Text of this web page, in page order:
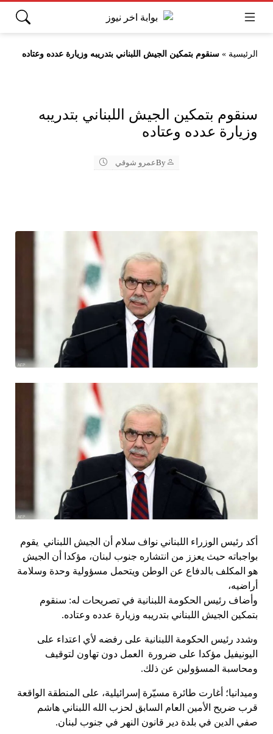
الرئيسية » سنقوم بتمكين الجيش اللبناني بتدريبه وزيارة عدده وعتاده
سنقوم بتمكين الجيش اللبناني بتدريبه
وزيارة عدده وعتاده
Byعمرو شوقي
أكد رئيس الوزراء اللبناني نواف سلام أن الجيش اللبناني يقوم
بواجباته حيث يعزز من انتشاره جنوب لبنان، مؤكدا أن الجيش
هو المكلف بالدفاع عن الوطن ويتحمل مسؤولية وحدة وسلامة
أراضيه،
وأضاف رئيس الحكومة اللبنانية في تصريحات له: سنقوم
بتمكين الجيش اللبناني بتدريبه وزيارة عدده وعتاده.
وشدد رئيس الحكومة اللبنانية على رفضه لأي اعتداء على
اليونيفيل مؤكدا على ضرورة العمل دون تهاون لتوقيف
ومحاسبة المسؤولين عن ذلك.
وميدانيا؛ أغارت طائرة مسيّرة إسرائيلية، على المنطقة الواقعة
قرب ضريح الأمين العام السابق لحزب الله اللبناني هاشم
صفي الدين في بلدة دير قانون النهر في جنوب لبنان.